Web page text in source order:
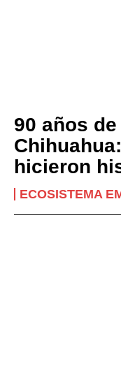
90 años de
hicieron
ECOSISTEMA